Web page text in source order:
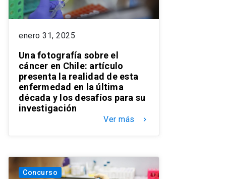
enero 31, 2025
Una fotografía sobre el
cáncer en Chile: artículo
presenta la realidad de esta
enfermedad en la última
década y los desafíos para su
investigación
Ver más keyboard_arrow_right
Concurso